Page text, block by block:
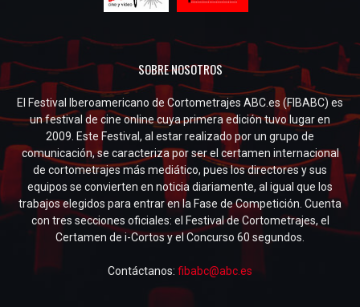
SOBRE NOSOTROS
El Festival Iberoamericano de Cortometrajes ABC.es (FIBABC) es
un festival de cine online cuya primera edición tuvo lugar en
2009. Este Festival, al estar realizado por un grupo de
comunicación, se caracteriza por ser el certamen internacional
de cortometrajes más mediático, pues los directores y sus
equipos se convierten en noticia diariamente, al igual que los
trabajos elegidos para entrar en la Fase de Competición. Cuenta
con tres secciones oficiales: el Festival de Cortometrajes, el
Certamen de i-Cortos y el Concurso 60 segundos.
Contáctanos: fibabc@abc.es